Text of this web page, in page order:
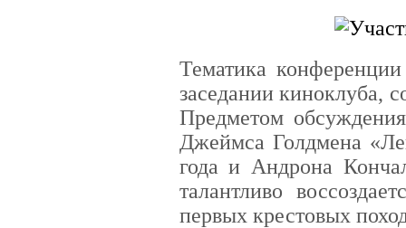
Тематика
заседании киноклуба,
Предметом
Джеймса Голдмена
года и Андрона
талантливо
первых крестовых